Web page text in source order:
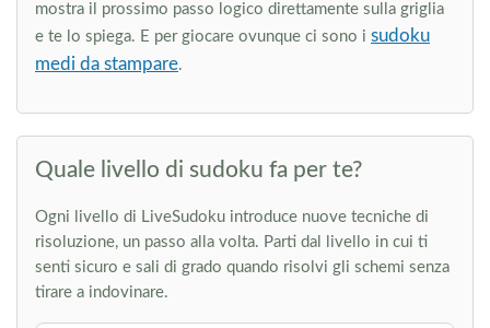
mostra il prossimo passo logico direttamente sulla griglia
e te lo spiega. E per giocare ovunque ci sono i sudoku
medi da stampare.
Quale livello di sudoku fa per te?
Ogni livello di LiveSudoku introduce nuove tecniche di
risoluzione, un passo alla volta. Parti dal livello in cui ti
senti sicuro e sali di grado quando risolvi gli schemi senza
tirare a indovinare.